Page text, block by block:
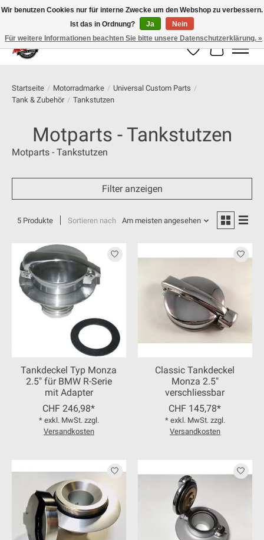
100% schweizer Onlineshop für Dein Motorrad
Wunschzettel
Ihr
Startseite / Motorradmarke / Universal Custom Parts /
Tank & Zubehör / Tankstutzen
Motparts - Tankstutzen
Motparts - Tankstutzen
Filter anzeigen
5 Produkte Sortieren nach Am meisten angesehen
Tankdeckel Typ Monza
2.5" für BMW R-Serie
mit Adapter
CHF 246,98*
* exkl. MwSt. zzgl.
Versandkosten
Classic Tankdeckel
Monza 2.5"
verschliessbar
CHF 145,78*
* exkl. MwSt. zzgl.
Versandkosten
Wir benutzen Cookies nur für interne Zwecke um den Webshop zu verbessern.
Ist das in Ordnung?
Ja
Nein
Für weitere Informationen beachten Sie bitte unsere Datenschutzerklärung. »